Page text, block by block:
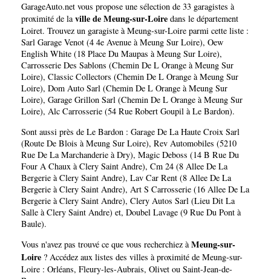
GarageAuto.net vous propose une sélection de 33 garagistes à
proximité de laville de Meung-sur-Loire dans le département
Loiret. Trouvez un garagiste à Meung-sur-Loire parmi cette liste :
Sarl Garage Venot (4 4e Avenue à Meung Sur Loire), Oew
English White (18 Place Du Maupas à Meung Sur Loire),
Carrosserie Des Sablons (Chemin De L Orange à Meung Sur
Loire), Classic Collectors (Chemin De L Orange à Meung Sur
Loire), Dom Auto Sarl (Chemin De L Orange à Meung Sur
Loire), Garage Grillon Sarl (Chemin De L Orange à Meung Sur
Loire), Alc Carrosserie (54 Rue Robert Goupil à Le Bardon).
Sont aussi près de Le Bardon : Garage De La Haute Croix Sarl
(Route De Blois à Meung Sur Loire), Rev Automobiles (5210
Rue De La Marchanderie à Dry), Magic Deboss (14 B Rue Du
Four A Chaux à Clery Saint Andre), Cm 24 (8 Allee De La
Bergerie à Clery Saint Andre), Lav Car Rent (8 Allee De La
Bergerie à Clery Saint Andre), Art S Carrosserie (16 Allee De La
Bergerie à Clery Saint Andre), Clery Autos Sarl (Lieu Dit La
Salle à Clery Saint Andre) et, Doubel Lavage (9 Rue Du Pont à
Baule).
Vous n'avez pas trouvé ce que vous recherchiez àMeung-sur-
Loire ? Accédez aux listes des villes à proximité de Meung-sur-
Loire : Orléans, Fleury-les-Aubrais, Olivet ou Saint-Jean-de-